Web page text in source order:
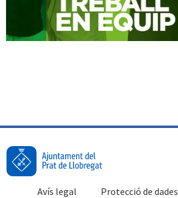
Protecció de dades
Avís legal